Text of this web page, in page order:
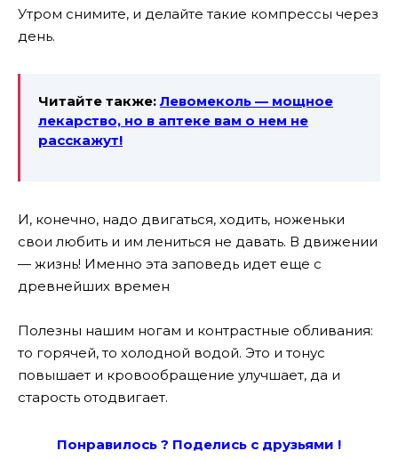
Утром снимите, и делайте такие компрессы через
день.
Читайте также:Левомеколь — мощное
лекарство, но в аптеке вам о нем не
расскажут!
И, конечно, надо двигаться, ходить, ноженьки
свои любить и им лениться не давать. В движении
— жизнь! Именно эта заповедь идет еще с
древнейших времен
Полезны нашим ногам и контрастные обливания:
то горячей, то холодной водой. Это и тонус
повышает и кровообращение улучшает, да и
старость отодвигает.
Понравилось ? Поделись с друзьями !